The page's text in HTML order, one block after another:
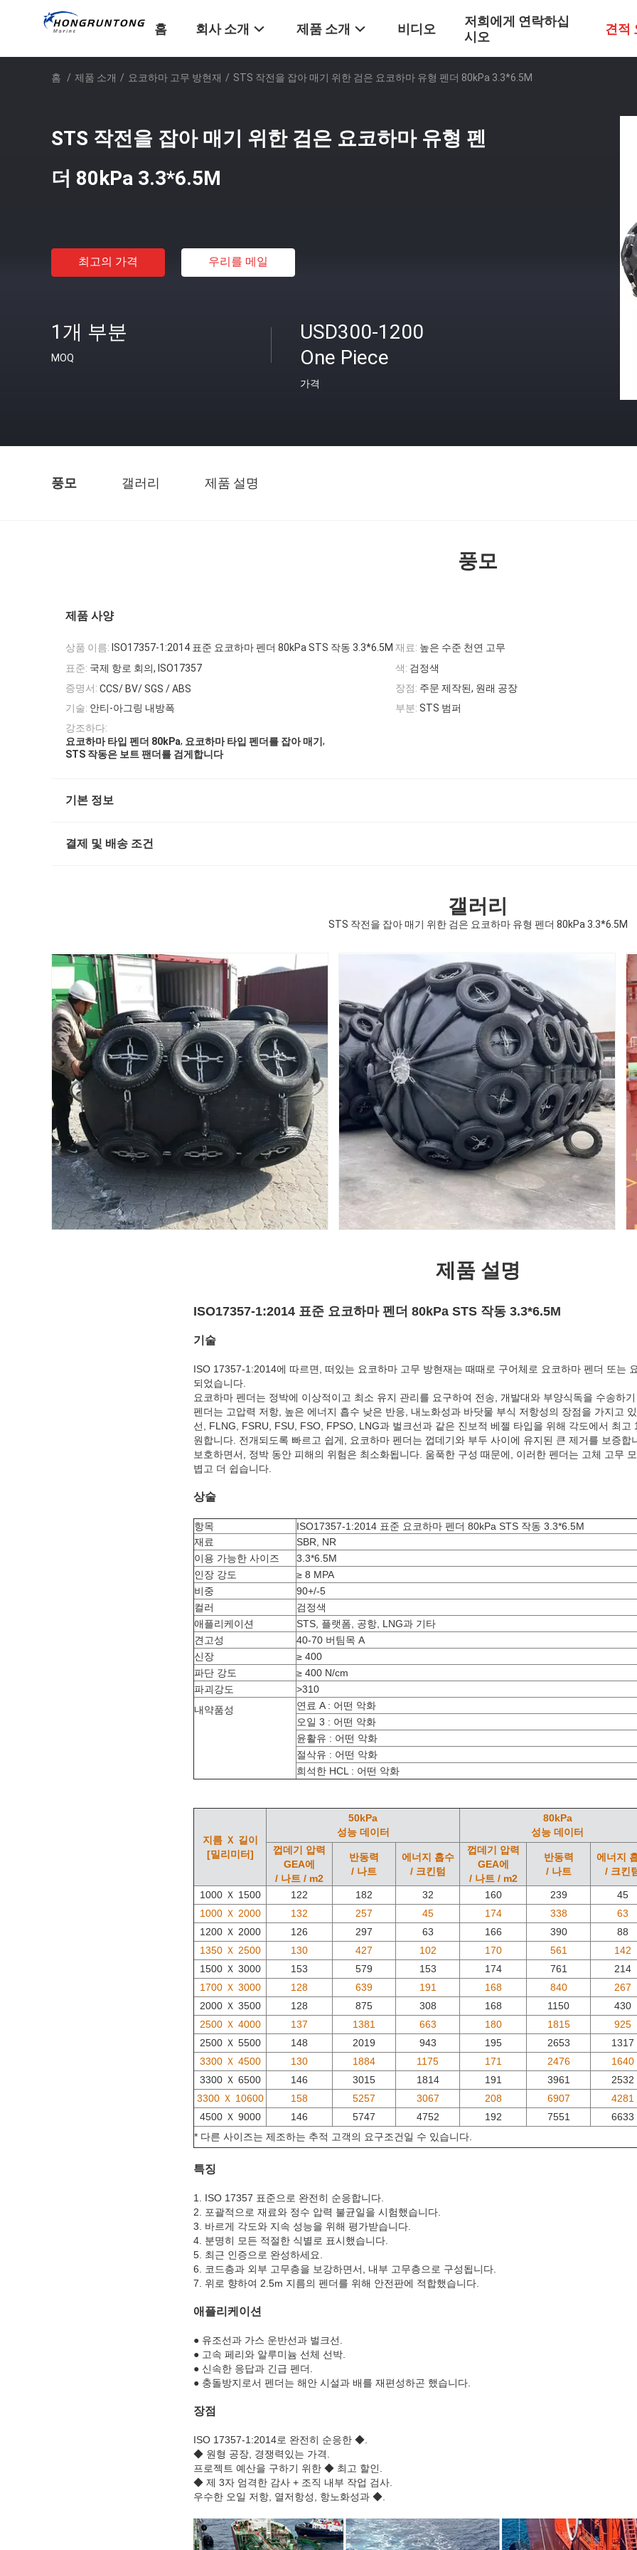
홈 회사 소개 제품 소개 비디오
저희에게 연락하십
시오
견적
홈 / 제품 소개 / 요코하마 고무 방현재 / STS 작전을 잡아 매기 위한 검은 요코하마 유형 펜더 80kPa 3.3*6.5M
STS 작전을 잡아 매기 위한 검은 요코하마 유형 펜
더 80kPa 3.3*6.5M
최고의 가격 우리를 메일
1개 부분
MOQ
USD300-1200
One Piece
가격
풍모 갤러리 제품 설명
풍모
제품 사양
상품 이름: ISO17357-1:2014 표준 요코하마 펜더 80kPa STS 작동 3.3*6.5M 재료: 높은 수준 천연 고무
표준: 국제 항로 회의, ISO17357 색: 검정색
증명서: CCS/ BV/ SGS / ABS 장점: 주문 제작된, 원래 공장
기술: 안티-아그링 내방폭 부분: STS 범퍼
강조하다:
요코하마 타입 펜더 80kPa, 요코하마 타입 펜더를 잡아 매기 ,
STS 작동은 보트 팬더를 검게합니다
기본 정보
결제 및 배송 조건
갤러리
STS 작전을 잡아 매기 위한 검은 요코하마 유형 펜더 80kPa 3.3*6.5M
제품 설명
ISO17357-1:2014 표준 요코하마 펜더 80kPa STS 작동 3.3*6.5M
기술
ISO 17357-1:2014에 따르면, 떠있는 요코하마 고무 방현재는 때때로 구어체로 요코하마 펜더 또는
되었습니다.
요코하마 펜더는 정박에 이상적이고 최소 유지 관리를 요구하여 전송, 개발대와 부양식독을 수송하
펜더는 고압력 저항, 높은 에너지 흡수 낮은 반응, 내노화성과 바닷물 부식 저항성의 장점을 가지고
선, FLNG, FSRU, FSU, FSO, FPSO, LNG과 벌크선과 같은 진보적 베젤 타입을 위해 각도에서 최고
원합니다. 전개되도록 빠르고 쉽게, 요코하마 펜더는 껍데기와 부두 사이에 유지된 큰 제거를 보증합
보호하면서, 정박 동안 피해의 위험은 최소화됩니다. 움푹한 구성 때문에, 이러한 펜더는 고체 고무
볍고 더 쉽습니다.
상술
항목
ISO17357-1:2014 표준 요코하마 펜더 80kPa STS 작동 3.3*6.5M
재료
SBR, NR
이용 가능한 사이즈
3.3*6.5M
인장 강도
≥ 8 MPA
비중
90+/-5
컬러
검정색
애플리케이션
STS, 플랫폼, 공항, LNG과 기타
견고성
40-70 버팀목 A
신장
≥ 400
파단 강도
≥ 400 N/cm
파괴강도
>310
내약품성
연료 A : 어떤 악화
오일 3 : 어떤 악화
윤활유 : 어떤 악화
절삭유 : 어떤 악화
희석한 HCL : 어떤 악화
지름 Ｘ 길이
[밀리미터]
50kPa
성능 데이터
80kPa
성능 데이터
껍데기 압력
GEA에
/ 나트 / m2
반동력
/ 나트
에너지 흡수
/ 크킨텀
껍데기 압력
GEA에
/ 나트 / m2
반동력
/ 나트
에너지
/ 크킨
1000 Ｘ 1500 122 182 32 160 239
45
1000 Ｘ 2000
132 257 45 174 338
63
1200 Ｘ 2000
126 297 63 166 390
88
1350 Ｘ 2500
130 427 102 170 561
142
1500 Ｘ 3000
153 579 153 174 761
214
1700 Ｘ 3000
128 639 191 168 840
267
2000 Ｘ 3500
128 875 308 168 1150
430
2500 Ｘ 4000
137 1381 663 180 1815
925
2500 Ｘ 5500
148 2019 943 195 2653
1317
3300 Ｘ 4500
130 1884 1175 171 2476
1640
3300 Ｘ 6500
146 3015 1814 191 3961
2532
3300 Ｘ 10600
158 5257 3067 208 6907
4281
4500 Ｘ 9000
146 5747 4752 192 7551
6633
* 다른 사이즈는 제조하는 추적 고객의 요구조건일 수 있습니다.
특징
1. ISO 17357 표준으로 완전히 순응합니다.
2. 포괄적으로 재료와 정수 압력 불균일을 시험했습니다.
3. 바르게 각도와 지속 성능을 위해 평가받습니다.
4. 분명히 모든 적절한 식별로 표시했습니다.
5. 최근 인증으로 완성하세요.
6. 코드층과 외부 고무층을 보강하면서, 내부 고무층으로 구성됩니다.
7. 위로 향하여 2.5m 지름의 펜더를 위해 안전판에 적합했습니다.
애플리케이션
● 유조선과 가스 운반선과 벌크선.
● 고속 페리와 알루미늄 선체 선박.
● 신속한 응답과 긴급 펜더.
● 충돌방지로서 펜더는 해안 시설과 배를 재편성하곤 했습니다.
장점
ISO 17357-1:2014로 완전히 순응한 ◆.
◆ 원형 공장, 경쟁력있는 가격.
프로젝트 예산을 구하기 위한 ◆ 최고 할인.
◆ 제 3자 엄격한 감사 + 조직 내부 작업 검사.
우수한 오일 저항, 열저항성, 항노화성과 ◆.